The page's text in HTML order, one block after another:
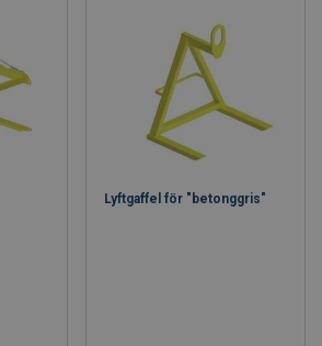
Lyftgaffel för "betonggris"